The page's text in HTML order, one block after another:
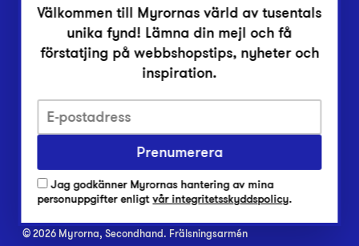
Integritetsskyddspolicy
Har du frågor om onlineköp, leverans eller retur?
Har du frågor om vår verksamhet?
Vanliga frågor om Myrorna
© 2026 Myrorna, Secondhand. Frälsningsarmén
Välkommen till Myrornas värld av tusentals
unika fynd! Lämna din mejl och få
förstatjing på webbshopstips, nyheter och
inspiration.
Prenumerera
Jag godkänner Myrornas hantering av mina
personuppgifter enligtvår integritetsskyddspolicy.